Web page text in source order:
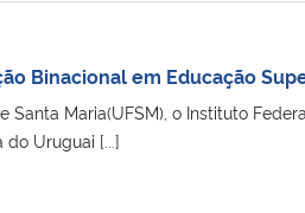
Binacional em Educação
Santa Maria(UFSM), o Instituto
do Uruguai [...]